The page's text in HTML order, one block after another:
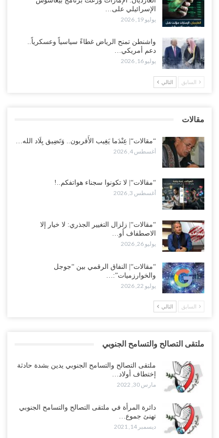
مع اختفاء وزيرة واستقالة آخر وصراع على السفارات.. أزمة المحاصصة
تعصف بحكومة عدن..!
عقب محاولة انسحابه من مطارح الريان.. المخابرات السعودية تصفي أبرز
مساعدي الحجوري..!
أغسطس 1, 2026
أغسطس 1, 2026
الإسرائيلي على…
يوليو 19, 2026
واشنطن تمنح الرياض غطاءً سياسياً وعسكرياً..
دعم أمريكي…
يوليو 16, 2026
السابق التالي
مقالات
“مقالات“| عِنْدَما يَغِيب الأَقربون.. وَتَضِيق بِلَاد الله…
أغسطس 4, 2026
“مقالات“| لا تكونوا سجناء هواتفكم..!
أغسطس 3, 2026
“مقالات“| زلزال التغيير الجذري: لا خيار إلا
الاصطفاف أو…
يوليو 26, 2026
“مقالات“| النفاق الرقمي بين “جوجل
والخوارزميات”:…
يوليو 22, 2026
السابق التالي
ملتقى التصالح والتسامح الجنوبي
ملتقى التصالح والتسامح الجنوبي يدين بشدة حادثة
إختطاف أولاد…
مارس 30, 2022
دائرة المرأة في ملتقى التصالح والتسامح الجنوبي
تهنئ جموع…
ديسمبر 14, 2021